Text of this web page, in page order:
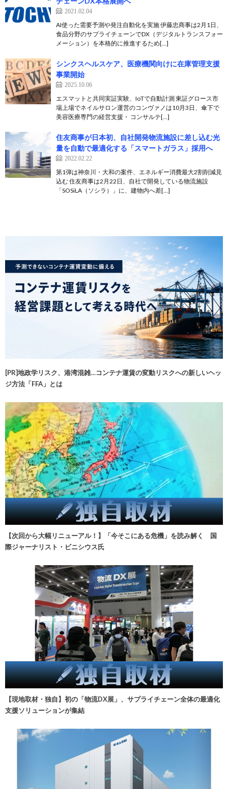
2021.02.04
AI使った需要予測や発注自動化を実施 伊藤忠商事は2月1日、
食品分野のサプライチェーンでDX（デジタルトランスフォー
メーション）を本格的に推進するため[…]
シンクスヘルスケア、医療機関向けに在庫管理支援
事業開始
2025.10.06
エスマットと共同実証実験、IoTで自動計測 東証グロース市
場上場でネイルサロン運営のコンヴァノは10月3日、傘下で
美容医療専門の経営支援・ コンサルテ[…]
住友商事が日本初、自社開発物流施設に差し込む光
量を自動で最適化する「スマートガラス」採用へ
2022.02.22
第1弾は神奈川・大和の案件、エネルギー消費最大2割削減見
込む 住友商事は2月22日、自社で開発している物流施設
「SOSiLA（ソシラ）」に、建物内へ差[…]
[PR]地政学リスク、港湾混雑…コンテナ運賃の変動リスクへの新しいヘッ
ジ方法「FFA」とは
【次回から大幅リニューアル！】「今そこにある危機」を読み解く 国
際ジャーナリスト・ビニシウス氏
【現地取材・独自】初の「物流DX展」、サプライチェーン全体の最適化
支援ソリューションが集結